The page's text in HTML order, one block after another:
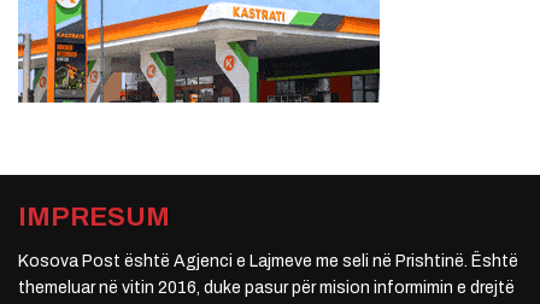
IMPRESUM
Kosova Post është Agjenci e Lajmeve me seli në Prishtinë. Është
themeluar në vitin 2016, duke pasur për mision informimin e drejtë